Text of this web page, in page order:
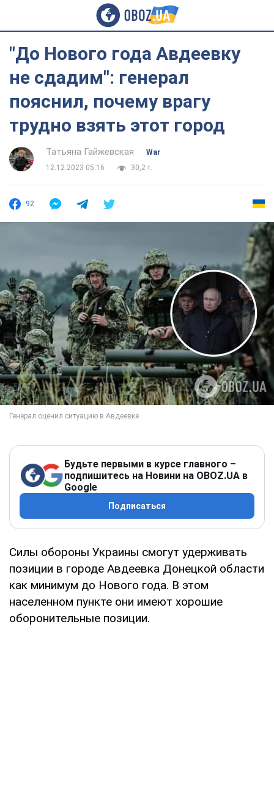
"До Нового года Авдеевку
не сдадим": генерал
пояснил, почему врагу
трудно взять этот город
Татьяна Гайжевская
War
12.12.2023 05:16
30,2 т.
92
Будьте первыми в курсе главного –
подпишитесь на Новини на OBOZ.UA в
Google
Подписаться
Силы обороны Украины смогут удерживать
позиции в городе Авдеевка Донецкой области
как минимум до Нового года. В этом
населенном пункте они имеют хорошие
оборонительные позиции.